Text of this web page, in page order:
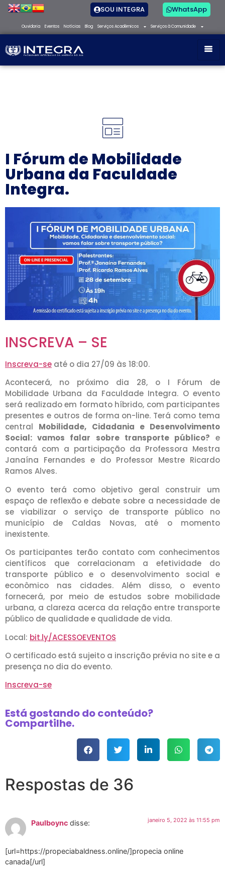
SOU INTEGRA WhatsApp
Ouvidoria Eventos Notícias Blog Serviços Acadêmicos Serviços à Comunidade
I Fórum de Mobilidade
Urbana da Faculdade
Integra.
INSCREVA – SE
Inscreva-se até o dia 27/09 às 18:00.
Acontecerá, no próximo dia 28, o I Fórum de
Mobilidade Urbana da Faculdade Integra. O evento
será realizado em formato híbrido, com participantes
presentes e outros de forma on-line. Terá como tema
central Mobilidade, Cidadania e Desenvolvimento
Social: vamos falar sobre transporte público? e
contará com a participação da Professora Mestra
Janaína Fernandes e do Professor Mestre Ricardo
Ramos Alves.
O evento terá como objetivo geral construir um
espaço de reflexão e debate sobre a necessidade de
se viabilizar o serviço de transporte público no
município de Caldas Novas, até o momento
inexistente.
Os participantes terão contato com conhecimentos
científicos que correlacionam a efetividade do
transporte público e o desenvolvimento social e
econômico nas cidades. Além disso, o evento
fornecerá, por meio de estudos sobre mobilidade
urbana, a clareza acerca da relação entre transporte
público de qualidade e qualidade de vida.
Local: bit.ly/ACESSOEVENTOS
O certificado está sujeito a inscrição prévia no site e a
presença no dia do evento.
Inscreva-se
Está gostando do conteúdo?
Compartilhe.
Respostas de 36
Paulboync disse: janeiro 5, 2022 às 11:55 pm
[url=https://propeciabaldness.online/]propecia online
canada[/url]